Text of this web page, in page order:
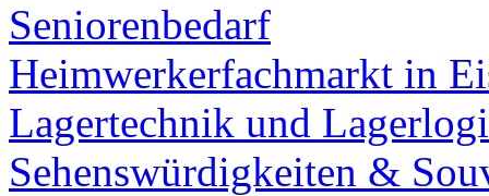
Seniorenbedarf
Heimwerkerfachmarkt in
Lagertechnik und
Sehenswürdigkeiten &